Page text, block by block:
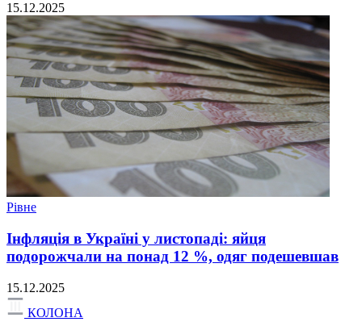
15.12.2025
Рівне
Інфляція в Україні у листопаді: яйця
подорожчали на понад 12 %, одяг подешевшав
15.12.2025
КОЛОНА